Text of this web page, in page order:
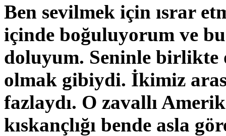
Ben sevilmek için ısrar
içinde boğuluyorum ve
doluyum. Seninle birlikte
olmak gibiydi. İkimiz
fazlaydı. O zavallı
kıskançlığı bende asla